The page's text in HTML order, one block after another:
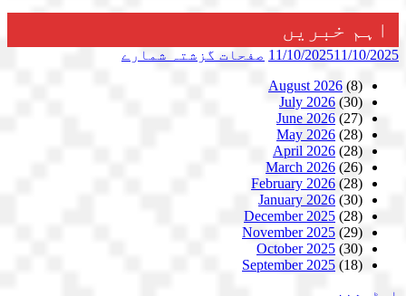
اہم خبریں
11/10/202511/10/2025 صفحات گزشتہ شمارے
August 2026 (8)
July 2026 (30)
June 2026 (27)
May 2026 (28)
April 2026 (28)
March 2026 (26)
February 2026 (28)
January 2026 (30)
December 2025 (28)
November 2025 (29)
October 2025 (30)
September 2025 (18)